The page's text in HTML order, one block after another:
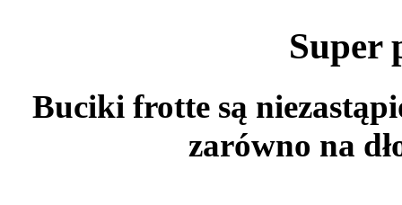
Super
Buciki frotte są
zarówno na